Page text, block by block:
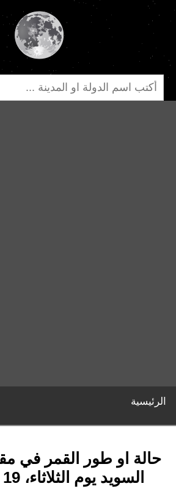
الرئيسية
حالة او طور القمر في
السويد يوم الثلاثاء، 19 مايو 2026